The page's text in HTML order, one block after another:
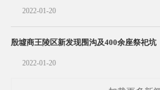
2022-01-20
殷墟商王陵区新发现围沟及400余座祭祀坑
2022-01-20